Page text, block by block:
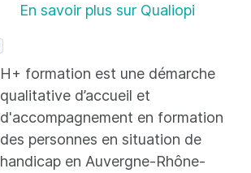
En savoir plus sur Qualiopi
H+ formation est une démarche
qualitative d’accueil et
d'accompagnement en formation
des personnes en situation de
handicap en Auvergne-Rhône-